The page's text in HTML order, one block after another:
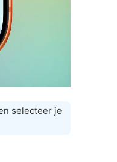
selecteer je